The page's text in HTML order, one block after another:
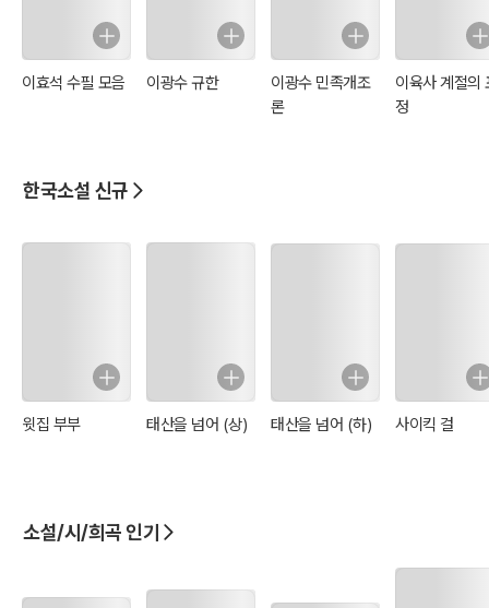
이효석 수필 모음 이광수 규한
이광수 민족개조
론
이육사 계절의
정
한국소설 신규
윗집 부부 태산을 넘어 (상) 태산을 넘어 (하) 사이킥 걸
소설/시/희곡 인기